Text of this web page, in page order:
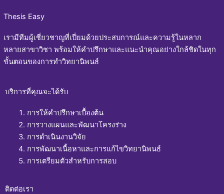
Thesis Easy
เรามีทีมผู้เชี่ยวชาญที่เปี่ยมด้วยประสบการณ์และความรู้ในหลาก
หลายสาขาวิชา พร้อมให้คำปรึกษาและแนะนำคุณอย่างใกล้ชิดในทุก
ขั้นตอนของการทำวิทยานิพนธ์
บริการที่คุณจะได้รับ
การให้คำปรึกษาเบื้องต้น
การวางแผนและพัฒนาโครงร่าง
การดำเนินงานวิจัย
การพัฒนาเนื้อหาและการแก้ไขวิทยานิพนธ์
การเตรียมตัวสำหรับการสอบ
ติดต่อเรา